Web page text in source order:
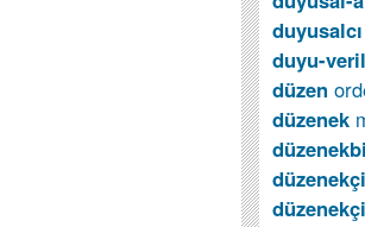
duyu-
düzen
düzenek